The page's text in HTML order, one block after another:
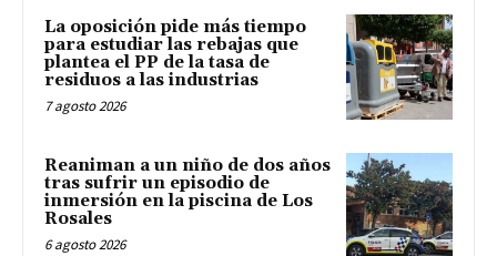
La oposición pide más tiempo
para estudiar las rebajas que
plantea el PP de la tasa de
residuos a las industrias
7 agosto 2026
Reaniman a un niño de dos años
tras sufrir un episodio de
inmersión en la piscina de Los
Rosales
6 agosto 2026